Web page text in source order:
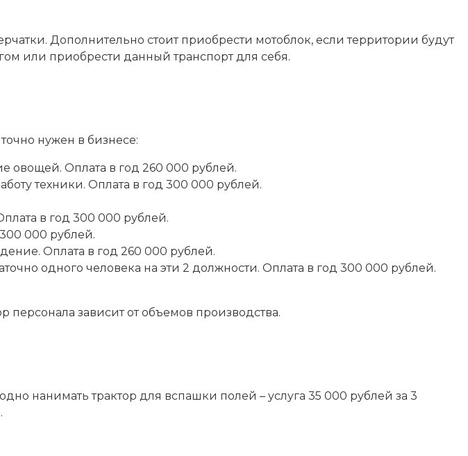
Дополнительно стоит приобрести мотоблок, если территории будут
или приобрести данный транспорт для себя.
нужен в бизнесе:
овощей. Оплата в год 260 000 рублей.
техники. Оплата в год 300 000 рублей.
в год 300 000 рублей.
000 рублей.
Оплата в год 260 000 рублей.
одного человека на эти 2 должности. Оплата в год 300 000 рублей.
зависит от объемов производства.
нанимать трактор для вспашки полей – услуга 35 000 рублей за 3